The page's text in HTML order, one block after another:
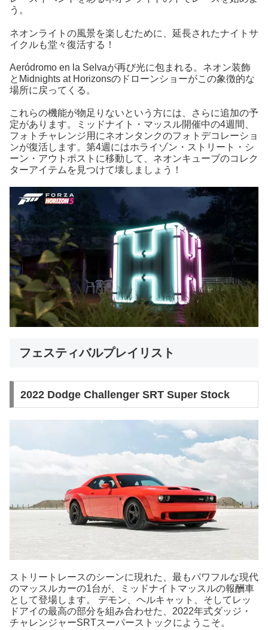
う。
ネオンライトの風景を楽しむために、延長されたナイトサ
イクルも堂々復活する！
Aeródromo en la Selvaが再び光に包まれる。ネオン装飾
とMidnights at Horizonsのドローンショーがこの象徴的な
場所に戻ってくる。
これらの機能が物足りないという方には、さらに追加の予
定があります。ミッドナイト・マッスル開催中の4週間、
フォトチャレンジ用にネオンタンクのフォトデコレーショ
ンが復活します。第4週にはホライゾン・ストリート・シ
ーン・アウトポストに移動して、ネオンキューブのコレク
ターアイテムを見つけて壊しましょう！
フェスティバルプレイリスト
2022 Dodge Challenger SRT Super Stock
ストリートレースのシーンに現れた、最もパワフルな現代
のマッスルカーの1台が、ミッドナイトマッスルの報酬車
として登場します。 デモン、ヘルキャット、そしてレッ
ドアイの最高の部分を組み合わせた、2022年式ダッジ・
チャレンジャーSRTスーパーストックにようこそ。